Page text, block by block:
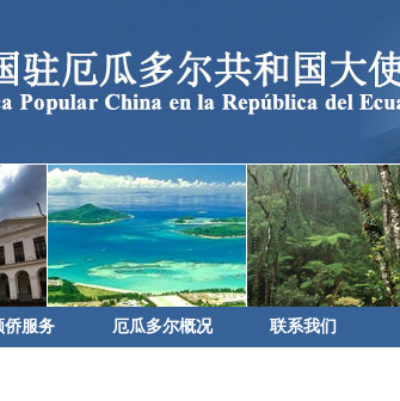
侨服务 厄瓜多尔概况 联系我们